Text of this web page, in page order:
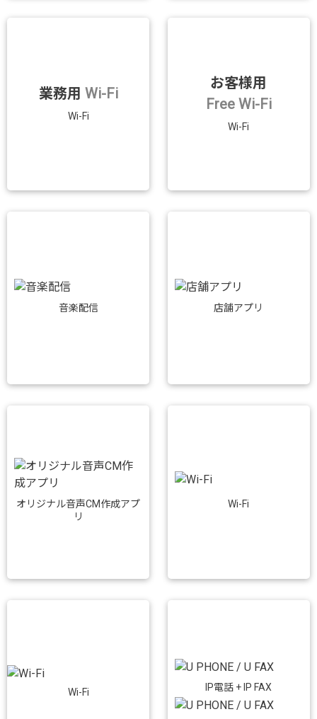
業務用 Wi-Fi
Wi-Fi
お客様用
Free Wi-Fi
Wi-Fi
音楽配信 店舗アプリ
オリジナル音声CM作成アプ
リ
Wi-Fi
Wi-Fi IP電話 + IP FAX